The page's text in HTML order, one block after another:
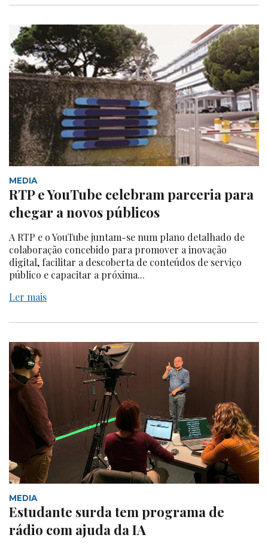
MEDIA
RTP e YouTube celebram parceria para
chegar a novos públicos
A RTP e o YouTube juntam-se num plano detalhado de
colaboração concebido para promover a inovação
digital, facilitar a descoberta de conteúdos de serviço
público e capacitar a próxima...
Ler mais
MEDIA
Estudante surda tem programa de
rádio com ajuda da IA